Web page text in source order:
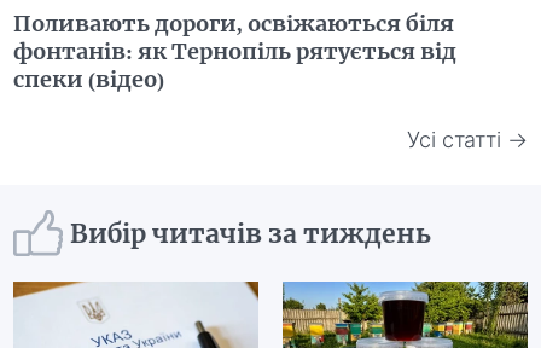
Поливають дороги, освіжаються біля
фонтанів: як Тернопіль рятується від
спеки (відео)
Усі статті →
Вибір читачів за тиждень